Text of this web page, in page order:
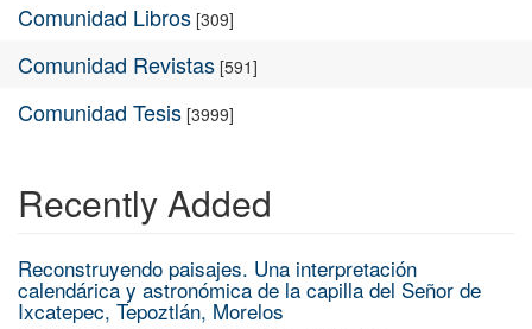
Comunidad Libros [309]
Comunidad Revistas [591]
Comunidad Tesis [3999]
Recently Added
Reconstruyendo paisajes. Una interpretación
calendárica y astronómica de la capilla del Señor de
Ixcatepec, Tepoztlán, Morelos